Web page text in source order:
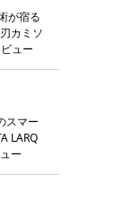
が宿る
カミソ
ュー
スマー
LARQ
ー